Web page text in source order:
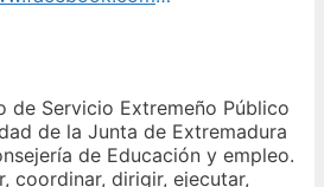
de Servicio Extremeño Público
de la Junta de Extremadura
de Educación y empleo.
coordinar, dirigir, ejecutar,